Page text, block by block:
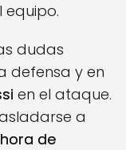
dudas
defensa y en
en el ataque.
a
hora de